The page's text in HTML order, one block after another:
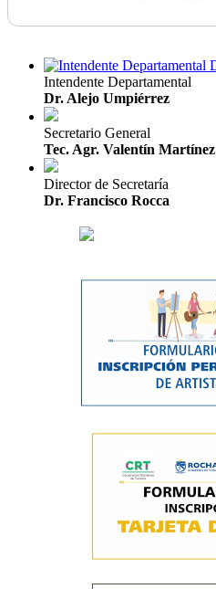
Intendente Departamental
Dr. Alejo Umpiérrez
Secretario General
Tec. Agr. Valentín Martínez
Director de Secretaría
Dr. Francisco Rocca